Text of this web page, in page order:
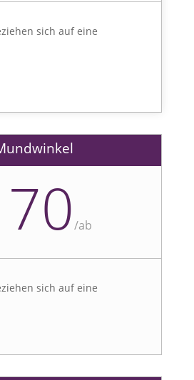
sich auf eine
/ab
sich auf eine